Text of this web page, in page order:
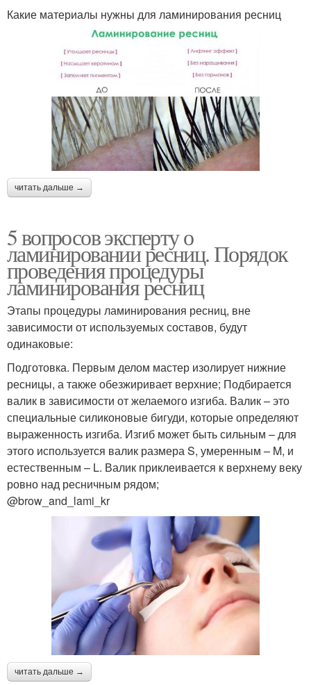
Какие материалы нужны для ламинирования ресниц
читать дальше →
5 вопросов эксперту о
ламинировании ресниц. Порядок
проведения процедуры
ламинирования ресниц
Этапы процедуры ламинирования ресниц, вне
зависимости от используемых составов, будут
одинаковые:
Подготовка. Первым делом мастер изолирует нижние
ресницы, а также обезжиривает верхние; Подбирается
валик в зависимости от желаемого изгиба. Валик – это
специальные силиконовые бигуди, которые определяют
выраженность изгиба. Изгиб может быть сильным – для
этого используется валик размера S, умеренным – M, и
естественным – L. Валик приклеивается к верхнему веку
ровно над ресничным рядом;
@brow_and_lami_kr
читать дальше →